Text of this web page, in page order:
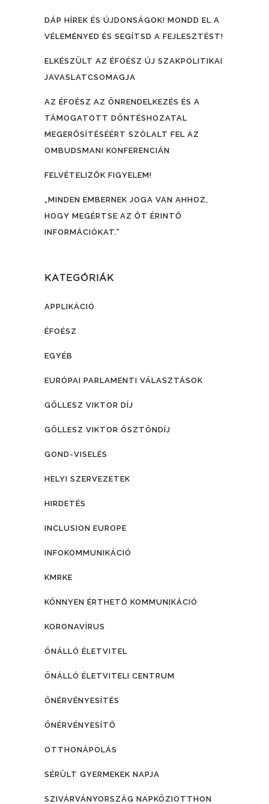
DÁP HÍREK ÉS ÚJDONSÁGOK! MONDD EL A
VÉLEMÉNYED ÉS SEGÍTSD A FEJLESZTÉST!
ELKÉSZÜLT AZ ÉFOÉSZ ÚJ SZAKPOLITIKAI
JAVASLATCSOMAGJA
AZ ÉFOÉSZ AZ ÖNRENDELKEZÉS ÉS A
TÁMOGATOTT DÖNTÉSHOZATAL
MEGERŐSÍTÉSÉÉRT SZÓLALT FEL AZ
OMBUDSMANI KONFERENCIÁN
FELVÉTELIZŐK FIGYELEM!
„MINDEN EMBERNEK JOGA VAN AHHOZ,
HOGY MEGÉRTSE AZ ŐT ÉRINTŐ
INFORMÁCIÓKAT.”
KATEGÓRIÁK
APPLIKÁCIÓ
ÉFOÉSZ
EGYÉB
EURÓPAI PARLAMENTI VÁLASZTÁSOK
GÖLLESZ VIKTOR DÍJ
GÖLLESZ VIKTOR ÖSZTÖNDÍJ
GOND-VISELÉS
HELYI SZERVEZETEK
HIRDETÉS
INCLUSION EUROPE
INFOKOMMUNIKÁCIÓ
KMRKE
KÖNNYEN ÉRTHETŐ KOMMUNIKÁCIÓ
KORONAVÍRUS
ÖNÁLLÓ ÉLETVITEL
ÖNÁLLÓ ÉLETVITELI CENTRUM
ÖNÉRVÉNYESÍTÉS
ÖNÉRVÉNYESÍTŐ
OTTHONÁPOLÁS
SÉRÜLT GYERMEKEK NAPJA
SZIVÁRVÁNYORSZÁG NAPKÖZIOTTHON